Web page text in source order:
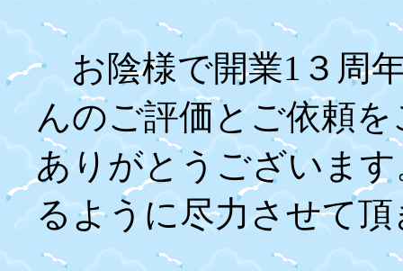
お陰様で開業1３周
んのご評価とご依頼
ありがとうございま
るように尽力させて